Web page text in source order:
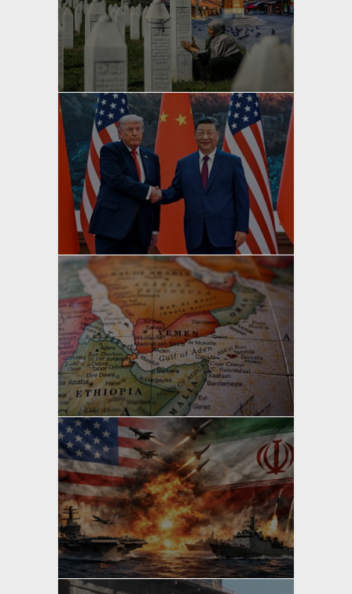
yazan
Bahri Ak
yazan
Bahri Ak
yazan
Bahri Ak
yazan
Bahri Ak